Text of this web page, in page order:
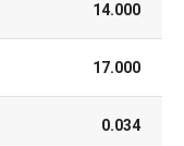
14.000
17.000
0.034